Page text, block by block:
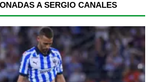
A SERGIO CANALES